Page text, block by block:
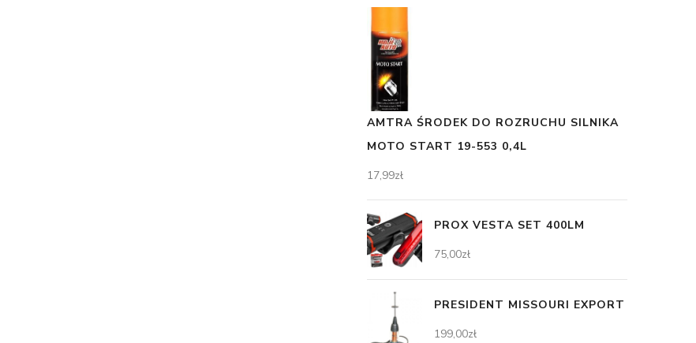
AMTRA ŚRODEK DO ROZRUCHU SILNIKA
MOTO START 19-553 0,4L
17,99zł
PROX VESTA SET 400LM
75,00zł
PRESIDENT MISSOURI EXPORT
199,00zł